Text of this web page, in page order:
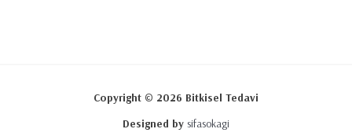
Copyright © 2026 Bitkisel Tedavi
Designed by sifasokagi